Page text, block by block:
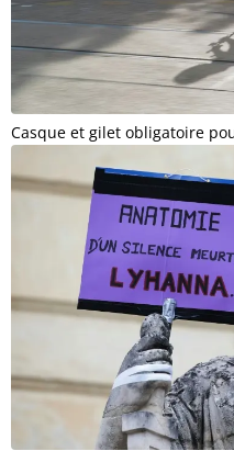
Casque et gilet obligatoire